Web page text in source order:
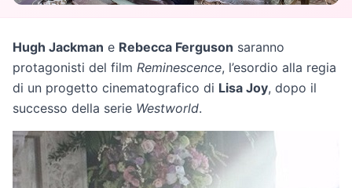
Hugh Jackman e Rebecca Ferguson saranno
protagonisti del film Reminescence, l’esordio alla regia
di un progetto cinematografico di Lisa Joy, dopo il
successo della serie Westworld.